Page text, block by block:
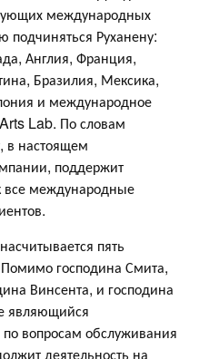
международных
подчиняться Руханену:
Англия, Франция,
Бразилия, Мексика,
и международное
Lab. По словам
в настоящем
поддержит
все международные
пять
господина Смита,
Винсента, и господина
являющийся
вопросам обслуживания
деятельность на